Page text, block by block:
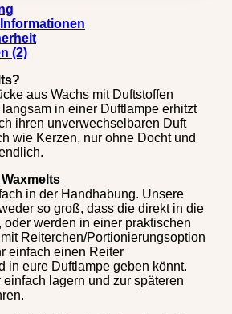
(2)
aus Wachs mit Duftstoffen
in einer Duftlampe erhitzt
ihren unverwechselbaren Duft
wie Kerzen, nur ohne Docht und
in der Handhabung. Unsere
so groß, dass die direkt in die
oder werden in einer praktischen
Reiterchen/Portionierungsoption
einfach einen Reiter
in eure Duftlampe geben könnt.
einfach lagern und zur späteren